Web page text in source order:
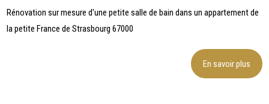
Rénovation sur mesure d'une petite salle de bain dans un appartement de
la petite France de Strasbourg 67000
En savoir plus